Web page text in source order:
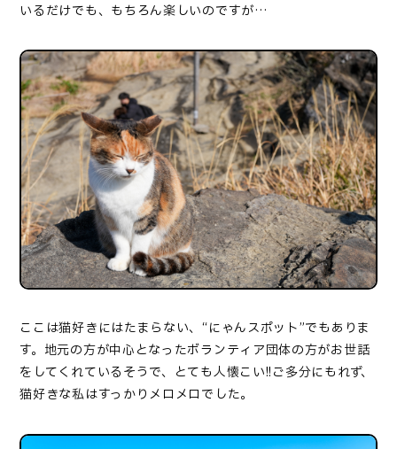
いるだけでも、もちろん楽しいのですが…
ここは猫好きにはたまらない、“にゃんスポット”でもありま
す。地元の方が中心となったボランティア団体の方がお世話
をしてくれているそうで、とても人懐こい!!ご多分にもれず、
猫好きな私はすっかりメロメロでした。